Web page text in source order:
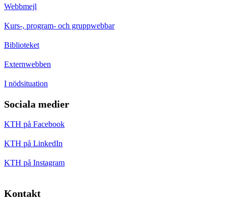
Webbmejl
Kurs-, program- och gruppwebbar
Biblioteket
Externwebben
I nödsituation
Sociala medier
KTH på Facebook
KTH på LinkedIn
KTH på Instagram
Kontakt